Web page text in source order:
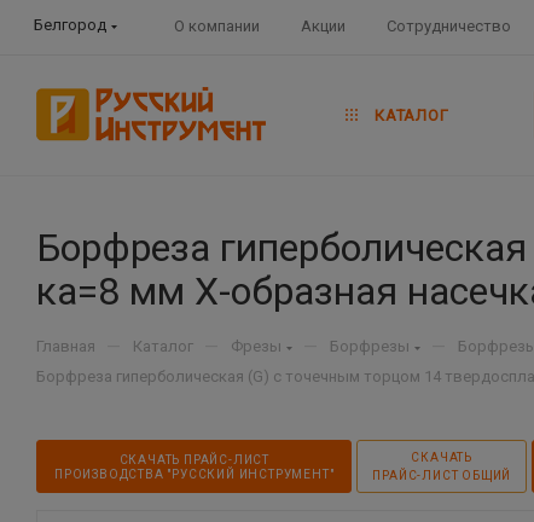
Белгород О компании Акции Сотрудничество
КАТАЛОГ
Борфреза
ка=8 мм Х-образная
Главная Каталог Фрезы Борфрезы
Борфреза гиперболическая (G) с точечным торцом 14
СКАЧАТЬ ПРАЙС-ЛИСТ
ПРОИЗВОДСТВА "РУССКИЙ ИНСТРУМЕНТ"
СКАЧАТЬ
ПРАЙС-ЛИСТ ОБЩИЙ